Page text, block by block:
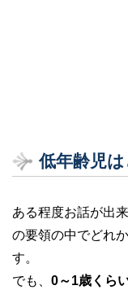
低年齢児
ある程度お話が出
の要領の中でどれ
す。
でも、 0～1歳くら